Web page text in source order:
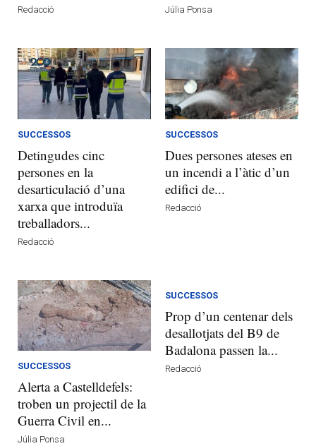
Redacció Júlia Ponsa
SUCCESSOS
Detingudes cinc
persones en la
desarticulació d’una
xarxa que introduïa
treballadors...
Redacció
SUCCESSOS
Dues persones ateses en
un incendi a l’àtic d’un
edifici de...
Redacció
SUCCESSOS
Alerta a Castelldefels:
troben un projectil de la
Guerra Civil en...
Júlia Ponsa
SUCCESSOS
Prop d’un centenar dels
desallotjats del B9 de
Badalona passen la...
Redacció